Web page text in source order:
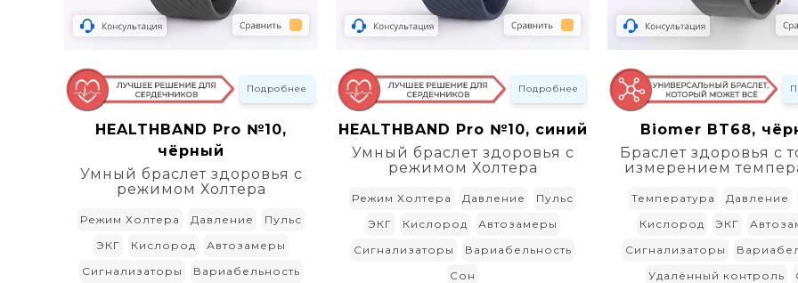
Подробнее
HEALTHBAND Pro №10,
чёрный
Умный браслет здоровья с
режимом Холтера
Режим Холтера Давление
Пульс
ЭКГ
Кислород
Автозамеры
Сигнализаторы
Вариабельность
Подробнее
HEALTHBAND Pro №10, синий
Умный браслет здоровья с
режимом Холтера
Режим Холтера Давление
Пульс
ЭКГ
Кислород
Автозамеры
Сигнализаторы
Вариабельность
Сон
Biomer BT68,
Браслет здоровья с
измерением
Температура Давление
Кислород
ЭКГ
Сигнализаторы
Удалённый контроль